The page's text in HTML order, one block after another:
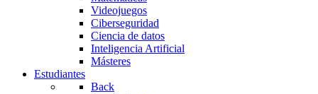
Videojuegos
Ciberseguridad
Ciencia de datos
Inteligencia Artificial
Másteres
Estudiantes
Back